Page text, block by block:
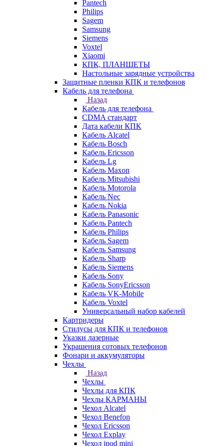
Pantech
Philips
Sagem
Samsung
Siemens
Voxtel
Xiaomi
КПК, ПЛАНШЕТЫ
Настольные зарядные устройства
Защитные пленки КПК и телефонов
Кабель для телефона
Назад
Кабель для телефона
CDMA стандарт
Дата кабели КПК
Кабель Alcatel
Кабель Bosch
Кабель Ericsson
Кабель Lg
Кабель Maxon
Кабель Mitsubishi
Кабель Motorola
Кабель Nec
Кабель Nokia
Кабель Panasonic
Кабель Pantech
Кабель Philips
Кабель Sagem
Кабель Samsung
Кабель Sharp
Кабель Siemens
Кабель Sony
Кабель SonyEricsson
Кабель VK-Mobile
Кабель Voxtel
Универсальный набор кабелей
Картридеры
Стилусы для КПК и телефонов
Указки лазерные
Украшения сотовых телефонов
Фонари и аккумуляторы
Чехлы
Назад
Чехлы
Чехлы для КПК
Чехлы КАРМАНЫ
Чехол Alcatel
Чехол Benefon
Чехол Ericsson
Чехол Explay
Чехол ipod mini